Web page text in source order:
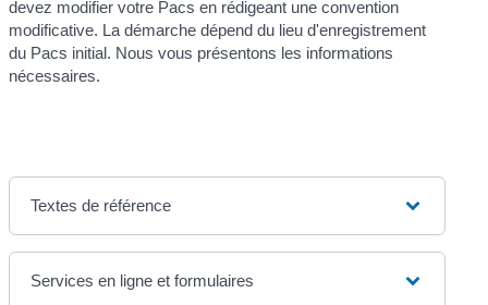
devez modifier votre Pacs en rédigeant une convention
modificative. La démarche dépend du lieu d'enregistrement
du Pacs initial. Nous vous présentons les informations
nécessaires.
Textes de référence
Services en ligne et formulaires